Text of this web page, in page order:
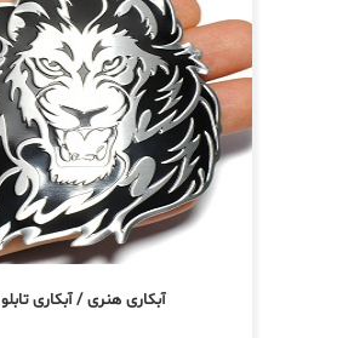
آبکاری هنری / آبکاری تابلو